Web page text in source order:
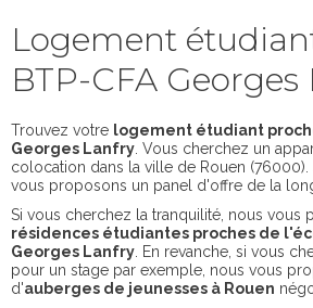
Logement
BTP-CFA
Trouvez votre logement étudiant
Georges Lanfry . Vous cherchez un
colocation dans la ville de Rouen (76000).
vous proposons un panel d'offre de la
Si vous cherchez la tranquilité, nous vous
résidences étudiantes proches de
Georges Lanfry . En revanche, si vous
pour un stage par exemple, nous vous
d'auberges de jeunesses à Rouen